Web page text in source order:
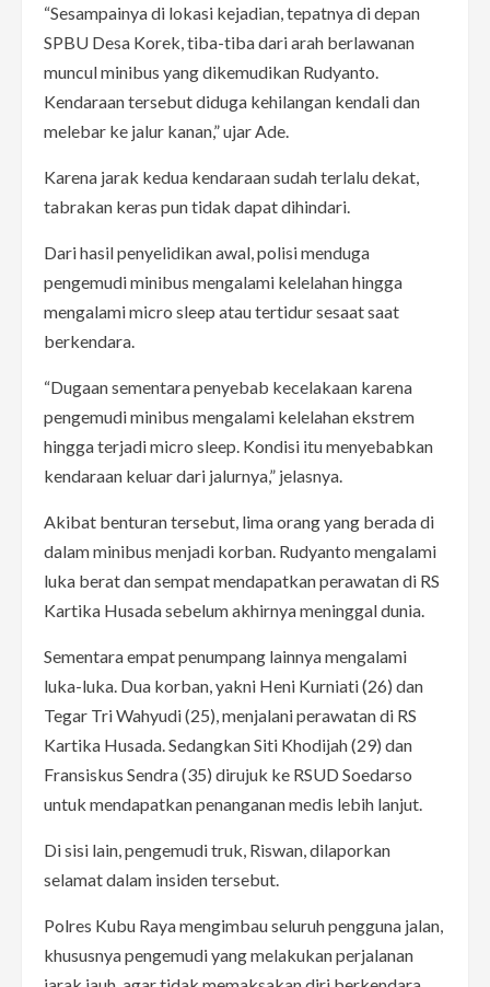
“Sesampainya di lokasi kejadian, tepatnya di depan
SPBU Desa Korek, tiba-tiba dari arah berlawanan
muncul minibus yang dikemudikan Rudyanto.
Kendaraan tersebut diduga kehilangan kendali dan
melebar ke jalur kanan,” ujar Ade.
Karena jarak kedua kendaraan sudah terlalu dekat,
tabrakan keras pun tidak dapat dihindari.
Dari hasil penyelidikan awal, polisi menduga
pengemudi minibus mengalami kelelahan hingga
mengalami micro sleep atau tertidur sesaat saat
berkendara.
“Dugaan sementara penyebab kecelakaan karena
pengemudi minibus mengalami kelelahan ekstrem
hingga terjadi micro sleep. Kondisi itu menyebabkan
kendaraan keluar dari jalurnya,” jelasnya.
Akibat benturan tersebut, lima orang yang berada di
dalam minibus menjadi korban. Rudyanto mengalami
luka berat dan sempat mendapatkan perawatan di RS
Kartika Husada sebelum akhirnya meninggal dunia.
Sementara empat penumpang lainnya mengalami
luka-luka. Dua korban, yakni Heni Kurniati (26) dan
Tegar Tri Wahyudi (25), menjalani perawatan di RS
Kartika Husada. Sedangkan Siti Khodijah (29) dan
Fransiskus Sendra (35) dirujuk ke RSUD Soedarso
untuk mendapatkan penanganan medis lebih lanjut.
Di sisi lain, pengemudi truk, Riswan, dilaporkan
selamat dalam insiden tersebut.
Polres Kubu Raya mengimbau seluruh pengguna jalan,
khususnya pengemudi yang melakukan perjalanan